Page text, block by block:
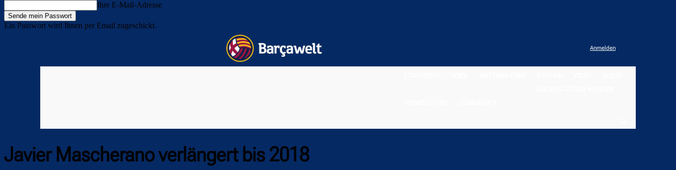
Ihre E-Mail-Adresse
Ein Passwort wird Ihnen per Email zugeschickt.
Anmelden
Javier Mascherano verlängert bis 2018